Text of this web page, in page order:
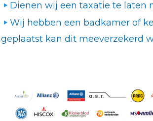
Dienen wij een taxatie te laten
Wij hebben een badkamer of
geplaatst kan dit meeverzekerd